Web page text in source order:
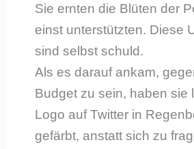
Sie ernten die Blüten der
einst unterstützten. Diese
sind selbst schuld.
Als es darauf ankam,
Budget zu sein, haben sie
Logo auf Twitter in
gefärbt, anstatt sich zu